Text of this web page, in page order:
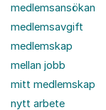
medlemsansökan
medlemsavgift
medlemskap
mellan jobb
mitt medlemskap
nytt arbete